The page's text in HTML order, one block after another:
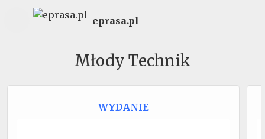
eprasa.pl
Młody Technik
WYDANIE